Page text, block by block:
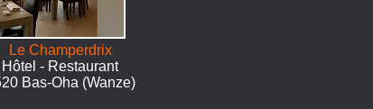
Le Champerdrix
Hôtel - Restaurant
Bas-Oha (Wanze)